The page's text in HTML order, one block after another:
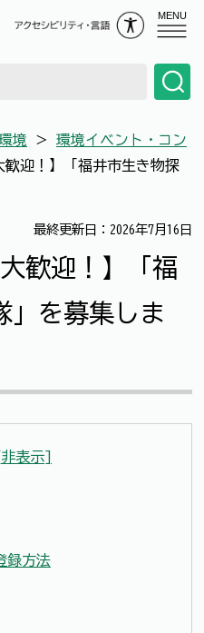
MENU
境 ＞ 環境イベント・コン
歓迎！】「福井市生き物探
最終更新日：2026年7月16日
歓迎！】「福
」を募集しま
非表示]
録方法